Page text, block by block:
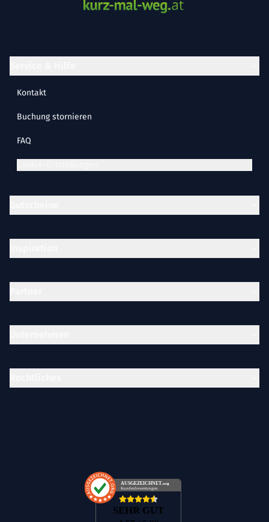
AUSGEZEICHNET .org
Kundenbewertungen
SEHR GUT
Kontakt
Buchung stornieren
FAQ